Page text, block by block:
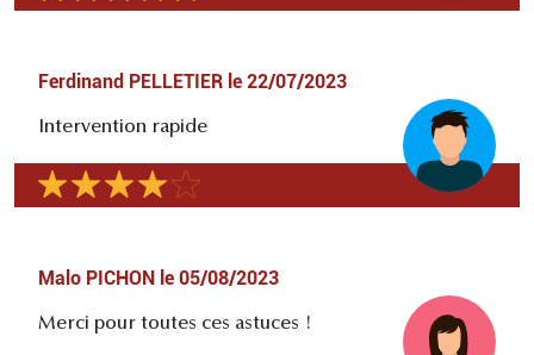
Ferdinand PELLETIER le 22/07/2023
Intervention rapide
Malo PICHON le 05/08/2023
Merci pour toutes ces astuces !